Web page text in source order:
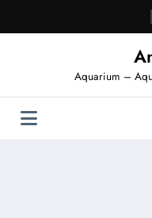
contenu
Aquarium –